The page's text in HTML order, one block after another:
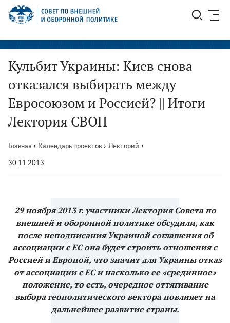
Перейти
СВОП
Кульбит Украины: Киев снова
отказался выбирать между
Евросоюзом и Россией? || Итоги
Лектория СВОП
Главная › Календарь проектов › Лекторий ›
30.11.2013
29 ноября2013 г. участникиЛектория Совета по
внешней и оборонной политикеобсудили, как
после неподписания Украиной соглашения об
ассоциации с ЕС она будет строить отношения с
Россией и Европой, что значит для Украины отказ
от ассоциации с ЕС и насколько ее «срединное»
положение, то есть, очередное оттягивание
выбора геополитического вектора повлияет на
дальнейшее развитие страны.